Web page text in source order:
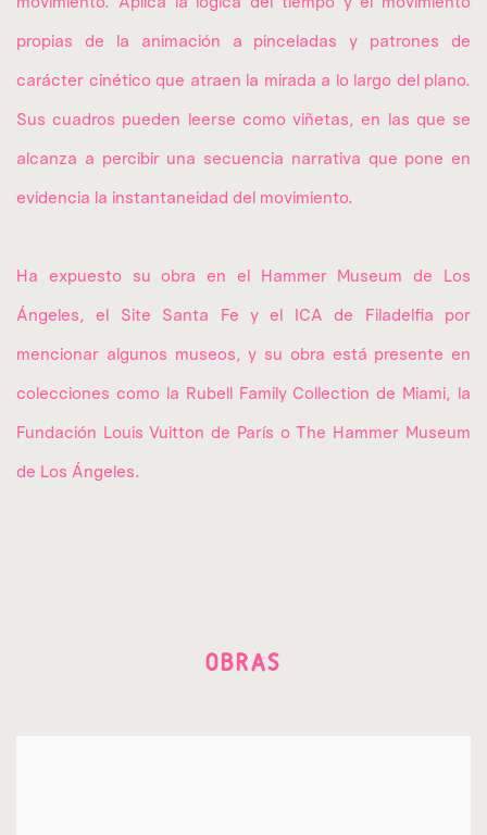
propias de la animación a pinceladas y patrones de
carácter cinético que atraen la mirada a lo largo del plano.
Sus cuadros pueden leerse como viñetas, en las que se
alcanza a percibir una secuencia narrativa que pone en
evidencia la instantaneidad del movimiento.
Ha expuesto su obra en el Hammer Museum de Los
Ángeles, el Site Santa Fe y el ICA de Filadelfia por
mencionar algunos museos, y su obra está presente en
colecciones como la Rubell Family Collection de Miami, la
Fundación Louis Vuitton de París o The Hammer Museum
de Los Ángeles.
OBRAS